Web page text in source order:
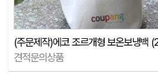
[iLAB] 아이랩 윈디 링 선풍기
6,050원~